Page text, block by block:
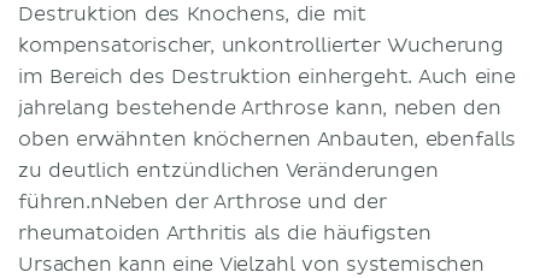
Destruktion des Knochens, die mit
kompensatorischer, unkontrollierter Wucherung
im Bereich des Destruktion einhergeht. Auch eine
jahrelang bestehende Arthrose kann, neben den
oben erwähnten knöchernen Anbauten, ebenfalls
zu deutlich entzündlichen Veränderungen
führen.nNeben der Arthrose und der
rheumatoiden Arthritis als die häufigsten
Ursachen kann eine Vielzahl von systemischen